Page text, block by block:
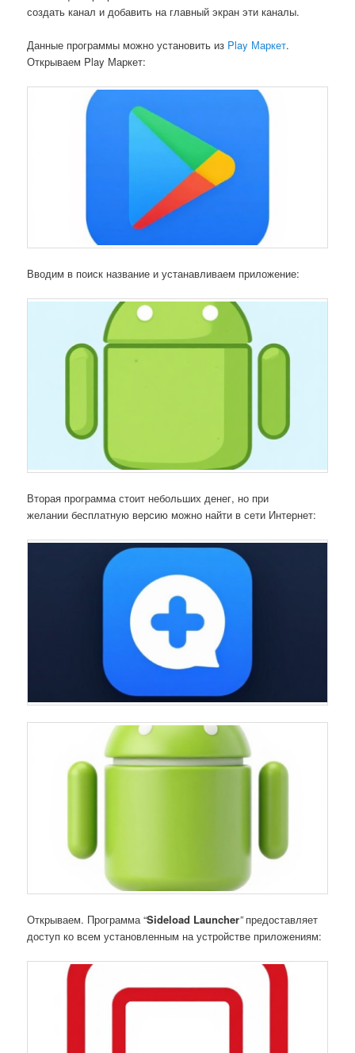
создать канал и добавить на главный экран эти каналы.
Данные программы можно установить из Play Маркет.
Открываем Play Маркет:
Вводим в поиск название и устанавливаем приложение:
Вторая программа стоит небольших денег, но при
желании бесплатную версию можно найти в сети Интернет:
Открываем. Программа “Sideload Launcher”предоставляет
доступ ко всем установленным на устройстве приложениям: